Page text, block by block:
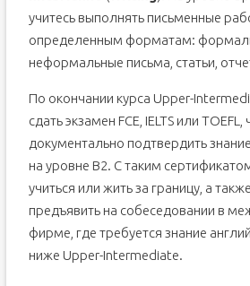
учитесь выполнять письменные
определенным форматам:
неформальные письма, статьи,
По окончании курса Upper-
сдать экзамен FCE, IELTS или TOEFL,
документально подтвердить
на уровне B2. С таким
учиться или жить за границу, а
предъявить на собеседовании в
фирме, где требуется знание
ниже Upper-Intermediate.